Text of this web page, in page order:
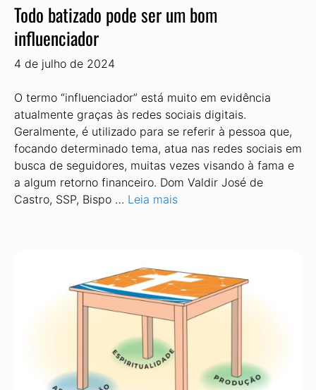
Todo batizado pode ser um bom
influenciador
4 de julho de 2024
O termo “influenciador” está muito em evidência
atualmente graças às redes sociais digitais.
Geralmente, é utilizado para se referir à pessoa que,
focando determinado tema, atua nas redes sociais em
busca de seguidores, muitas vezes visando à fama e
a algum retorno financeiro. Dom Valdir José de
Castro, SSP, Bispo … Leia mais